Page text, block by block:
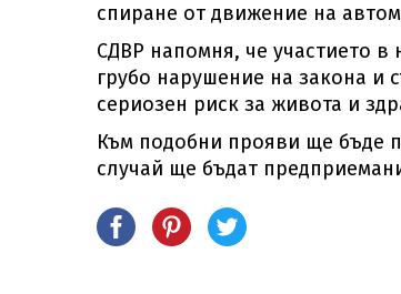
спиране от движение на
СДВР напомня, че участието в
грубо нарушение на закона и
сериозен риск за живота и
Към подобни прояви ще бъде
случай ще бъдат